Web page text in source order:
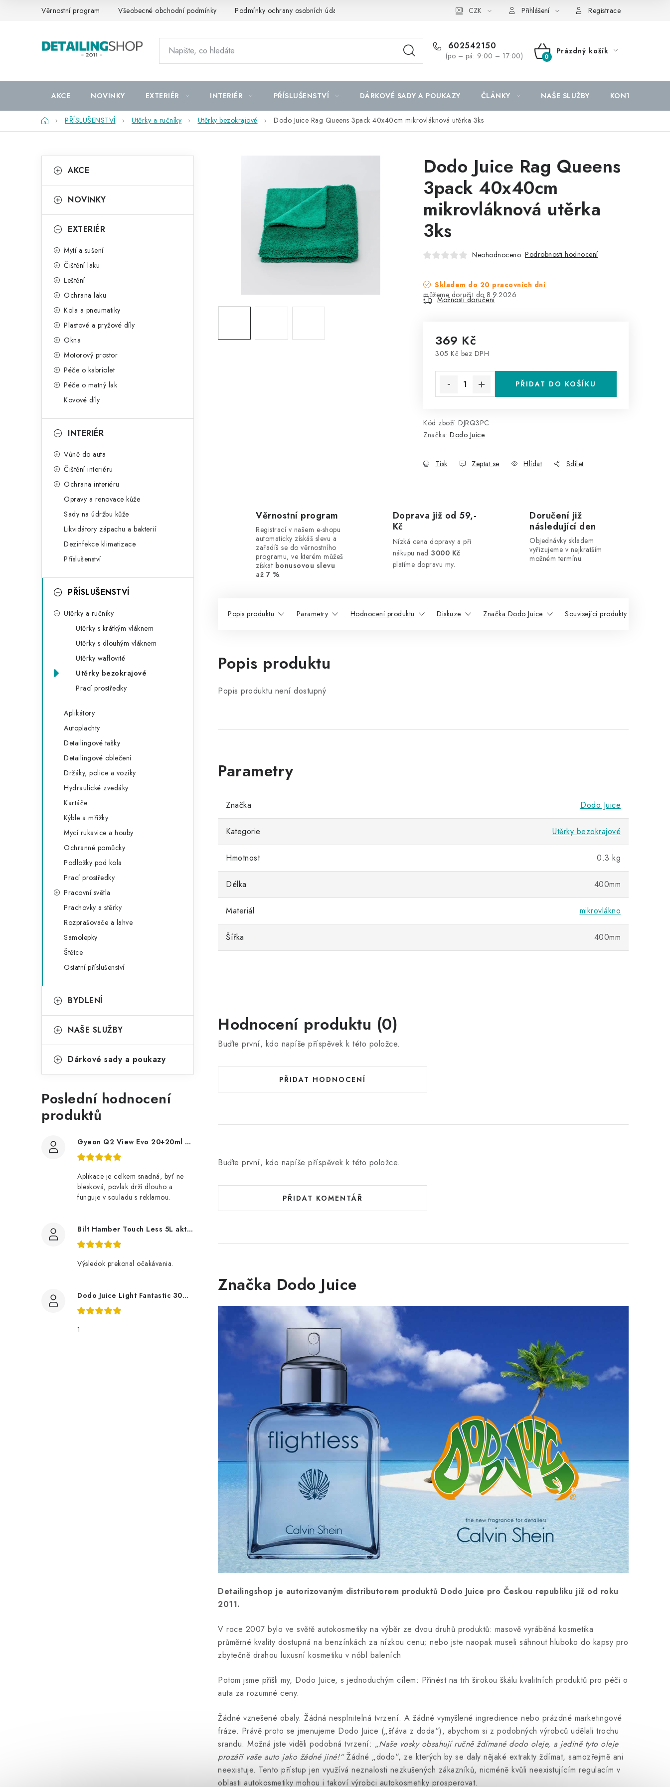
Věrnostní program Všeobecné obchodní podmínky Podmínky ochrany osobních údajů CZK Přihlášení Registrace
602542150
(po – pá: 9:00 – 17:00)
NÁKUPNÍ
Prázdný košík
AKCE NOVINKY EXTERIÉR INTERIÉR PŘÍSLUŠENSTVÍ DÁRKOVÉ SADY A POUKAZY ČLÁNKY NAŠE SLUŽBY KONTAKTY
DomůPŘÍSLUŠENSTVÍ Utěrky a ručníky Utěrky bezokrajové Dodo Juice Rag Queens 3pack 40x40cm mikrovláknová utěrka 3ks
o
t
kategorie
a
e
AKCE
NOVINKY
EXTERIÉR
Mytí a sušení
Čištění laku
Leštění
Ochrana laku
Kola a pneumatiky
Plastové a pryžové díly
Okna
Motorový prostor
Péče o kabriolet
Péče o matný lak
Kovové díly
INTERIÉR
Vůně do auta
Čištění interiéru
Ochrana interiéru
Opravy a renovace kůže
Sady na údržbu kůže
Likvidátory zápachu a bakterií
Dezinfekce klimatizace
Příslušenství
PŘÍSLUŠENSTVÍ
Utěrky a ručníky
Utěrky s krátkým vláknem
Utěrky s dlouhým vláknem
Utěrky waflovité
Utěrky bezokrajové
Prací prostředky
Aplikátory
Autoplachty
Detailingové tašky
Detailingové oblečení
Držáky, police a vozíky
Hydraulické zvedáky
Kartáče
Kýble a mřížky
Mycí rukavice a houby
Ochranné pomůcky
Podložky pod kola
Prací prostředky
Pracovní světla
Prachovky a stěrky
Rozprašovače a lahve
Samolepky
Štětce
Ostatní příslušenství
BYDLENÍ
NAŠE SLUŽBY
Dárkové sady a poukazy
Poslední hodnocení
produktů
Gyeon Q2 View Evo 20+20ml nanopovlak na okna
Aplikace je celkem snadná, byť ne
blesková, povlak drží dlouho a
funguje v souladu s reklamou.
Bilt Hamber Touch Less 5L aktivní pěna
Výsledok prekonal očakávania.
Dodo Juice Light Fantastic 30ml měkký vosk
1
Dodo Juice Rag Queens
3pack 40x40cm
mikrovláknová utěrka
3ks
Neohodnoceno Podrobnosti hodnocení
Skladem do 20 pracovních dní
8.9.2026
Možnosti doručení
369 Kč
305 Kč bez DPH
PŘIDAT DO KOŠÍKU
Kód zboží: DJRQ3PC
Značka: Dodo Juice
Tisk Zeptat se Hlídat Sdílet
Věrnostní program
Registrací v našem e-shopu
automaticky získáš slevu a
zařadíš se do věrnostního
programu, ve kterém můžeš
získat bonusovou slevu
až 7 %.
Doprava již od 59,-
Kč
Nízká cena dopravy a při
nákupu nad 3000 Kč
platíme dopravu my.
Doručení již
následující den
Objednávky skladem
vyřizujeme v nejkratším
možném termínu.
Popis produktu Parametry Hodnocení produktu Diskuze Značka Dodo Juice Související produkty
Popis produktu
Popis produktu není dostupný
Značka Dodo Juice
Kategorie Utěrky bezokrajové
Hmotnost 0.3 kg
Délka 400mm
Materiál mikrovlákno
Šířka 400mm
Hodnocení produktu (0)
Buďte první, kdo napíše příspěvek k této položce.
PŘIDAT HODNOCENÍ
Buďte první, kdo napíše příspěvek k této položce.
PŘIDAT KOMENTÁŘ
Značka Dodo Juice
Detailingshop je autorizovaným distributorem produktů Dodo Juice pro Českou republiku již od roku
2011.
V roce 2007 bylo ve světě autokosmetiky na výběr ze dvou druhů produktů: masově vyráběná kosmetika
průměrné kvality dostupná na benzínkách za nízkou cenu; nebo jste naopak museli sáhnout hluboko do kapsy pro
zbytečně drahou luxusní kosmetiku v nóbl baleních
Potom jsme přišli my, Dodo Juice, s jednoduchým cílem: Přinést na trh širokou škálu kvalitních produktů pro péči o
auta za rozumné ceny.
Žádné vznešené obaly. Žádná nesplnitelná tvrzení. A žádné vymyšlené ingredience nebo prázdné marketingové
fráze. Právě proto se jmenujeme Dodo Juice („šťáva z doda“), abychom si z podobných výrobců udělali trochu
srandu. Možná jste viděli podobná tvrzení: „Naše vosky obsahují ručně ždímané dodo oleje, a jedině tyto oleje
prozáří vaše auto jako žádné jiné!“Žádné „dodo“, ze kterých by se daly nějaké extrakty ždímat, samozřejmě ani
neexistuje. Tento přístup jen využívá neznalosti nezkušených zákazníků, nicméně kvůli neexistujícím regulacím v
oblasti autokosmetiky mohou i takoví výrobci autokosmetiky prosperovat.